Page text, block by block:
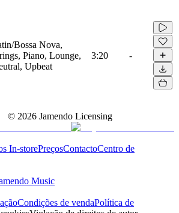
Bossa Nova,
Piano, Lounge,
Upbeat
3:20 -
© 2026 Jamendo Licensing
In-storePreçosContactoCentro de
Music
Condições de vendaPolítica de